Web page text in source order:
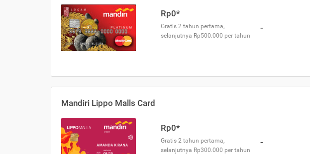
Rp0*
Gratis 2 tahun pertama,
selanjutnya Rp500.000 per tahun
-
Mandiri Lippo Malls Card
Rp0*
Gratis 2 tahun pertama,
selanjutnya Rp300.000 per tahun
-